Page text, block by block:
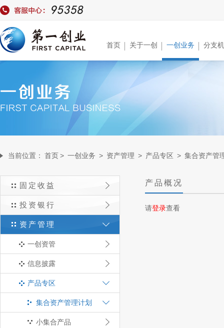
首页 关于一创 一创业务 分支
当前位置： 首页> 一创业务 > 资产管理 > 产品专区 > 集合资产管
固定收益
投资银行
资产管理
一创资管
信息披露
产品专区
集合资产管理计划
小集合产品
产品概况
请登录查看